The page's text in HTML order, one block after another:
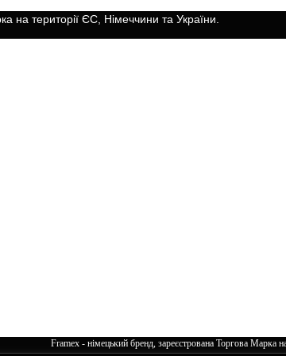
на території ЄС, Німеччини та України.
Framex - німецький бренд, зареєстрована Торгова Марка